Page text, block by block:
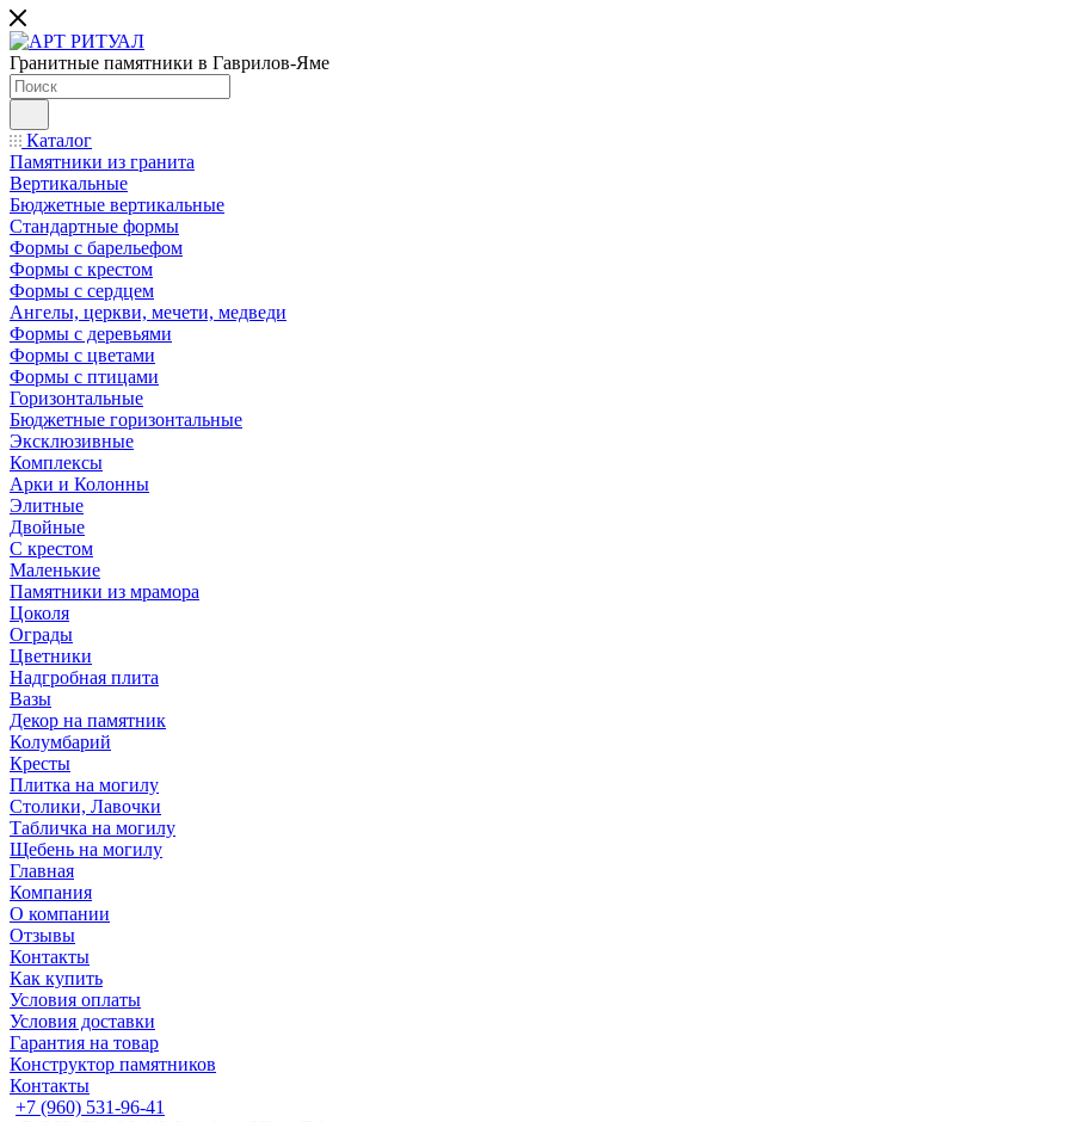
Гранитные памятники в Гаврилов-Яме
Каталог
Памятники из гранита
Вертикальные
Бюджетные вертикальные
Стандартные формы
Формы с барельефом
Формы с крестом
Формы с сердцем
Ангелы, церкви, мечети, медведи
Формы с деревьями
Формы с цветами
Формы с птицами
Горизонтальные
Бюджетные горизонтальные
Эксклюзивные
Комплексы
Арки и Колонны
Элитные
Двойные
С крестом
Маленькие
Памятники из мрамора
Цоколя
Ограды
Цветники
Надгробная плита
Вазы
Декор на памятник
Колумбарий
Кресты
Плитка на могилу
Столики, Лавочки
Табличка на могилу
Щебень на могилу
Главная
Компания
О компании
Отзывы
Контакты
Как купить
Условия оплаты
Условия доставки
Гарантия на товар
Конструктор памятников
Контакты
+7 (960) 531-96-41